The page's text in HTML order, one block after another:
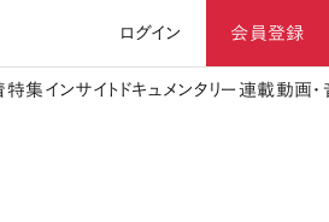
ログイン 会員登録
特集 インサイト ドキュメンタリー 連載動画